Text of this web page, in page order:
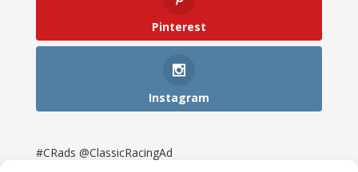
Pinterest
Instagram
#CRads @ClassicRacingAd